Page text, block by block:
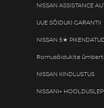
NISSAN ASSISTANCE
UUE SÕIDUKI GARANTII
NISSAN 5★
Romusõidukite
NISSAN KINDLUSTUS
NISSANI+